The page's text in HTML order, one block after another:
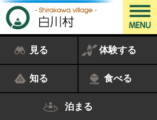
見る 体験する
知る 食べる
泊まる